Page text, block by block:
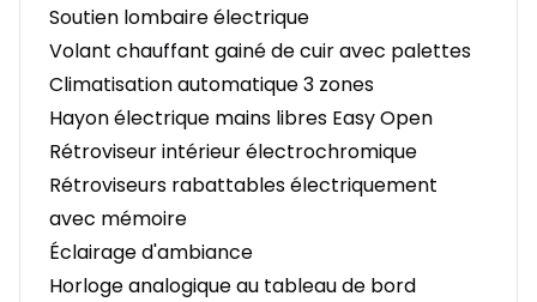
Soutien lombaire électrique
Volant chauffant gainé de cuir avec palettes
Climatisation automatique 3 zones
Hayon électrique mains libres Easy Open
Rétroviseur intérieur électrochromique
Rétroviseurs rabattables électriquement
avec mémoire
Éclairage d'ambiance
Horloge analogique au tableau de bord